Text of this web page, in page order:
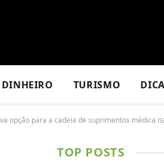
DINHEIRO TURISMO
opção para a cadeia de suprimentos médica
TOP POSTS